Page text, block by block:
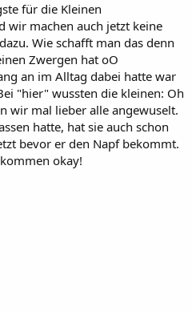
für die Kleinen
wir machen auch jetzt keine
Wie schafft man das denn
Zwergen hat oO
an im Alltag dabei hatte war
"hier" wussten die kleinen: Oh
wir mal lieber alle angewuselt.
hatte, hat sie auch schon
bevor er den Napf bekommt.
okay!